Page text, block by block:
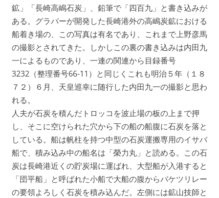
鉱」「長崎高嶋石炭」、鉛筆で「四百九」と書き込みが
ある。グラバーが開発した長崎港外の高嶋炭鉱における
船着き場の、この写真は有名であり、これまで上野彦馬
の撮影とされてきた。しかしこの裏の書き込みは内田九
一によるものであり、一連の関連から目録番号
3232（整理番号66-11）と同じくこれも明治５年（１８
７２）６月、天皇巡幸に随行した内田九一の撮影と思わ
れる。
人夫が石炭を積んだトロッコを波止場の板の上まで押
し、そこに空けられた穴から下の船の船腹に石炭を落と
している。船は帆柱を持つ中型の石炭運搬専用のイサバ
船で、積み込み中の船名は「榮力丸」と読める。この石
炭は長崎港近くの貯炭場に運ばれ、大型船が入港すると
「団平船」と呼ばれた小船で大船の腹からバケツリレー
の要領よろしく石炭を積み込んだ。左側には鉱山技師と